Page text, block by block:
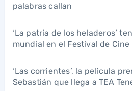
palabras callan
‘La patria de los heladeros’
mundial en el Festival de
‘Las corrientes’, la película
Sebastián que llega a TEA